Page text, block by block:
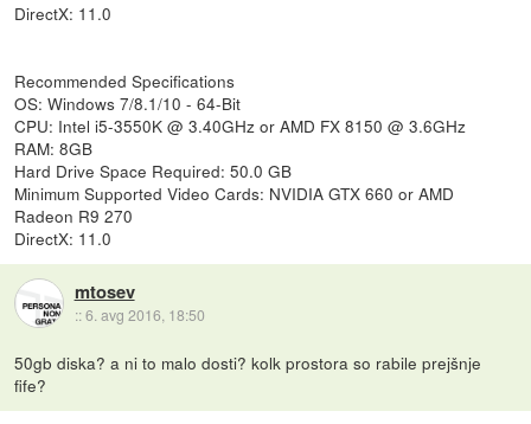
DirectX: 11.0
Recommended Specifications
OS: Windows 7/8.1/10 - 64-Bit
CPU: Intel i5-3550K @ 3.40GHz or AMD FX 8150 @ 3.6GHz
RAM: 8GB
Hard Drive Space Required: 50.0 GB
Minimum Supported Video Cards: NVIDIA GTX 660 or AMD
Radeon R9 270
DirectX: 11.0
mtosev
::6. avg 2016, 18:50
50gb diska? a ni to malo dosti? kolk prostora so rabile prejšnje
fife?